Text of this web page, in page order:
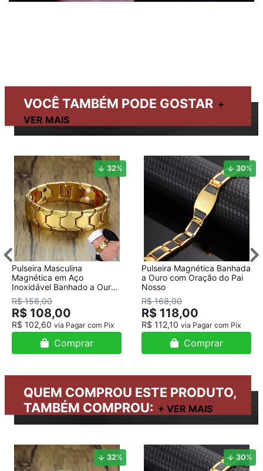
VOCÊ TAMBÉM PODE GOSTAR
32%
Pulseira Masculina
Magnética em Aço
Inoxidável Banhado a Ouro
18K
R$ 158,00
R$ 108,00
R$ 102,60 via Pagar com Pix
Comprar
30%
Pulseira Magnética Banhada
a Ouro com Oração do Pai
Nosso
R$ 168,00
R$ 118,00
R$ 112,10 via Pagar com Pix
Comprar
QUEM COMPROU ESTE PRODUTO,
TAMBÉM COMPROU:
32% 30%